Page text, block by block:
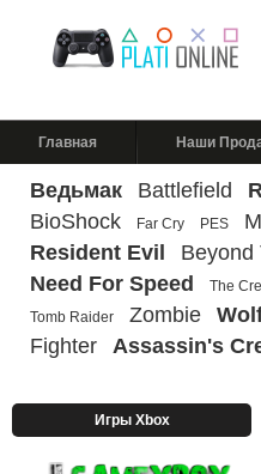
Главная Наши
Ведьмак Battlefield
BioShock Far Cry PES
Resident Evil
Beyond
Need For Speed
The
Tomb Raider Zombie
Fighter
Assassin's
Игры Xbox